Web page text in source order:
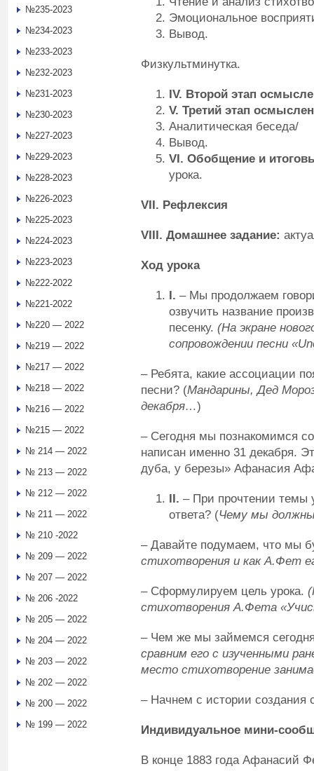
Эмоциональное
Вывод.
Физкультминутка.
IV. Второй этап
V. Третий этап
Аналитическая беседа/
Вывод.
VI. Обобщение и
урока.
VII. Рефлексия
VIII. Домашнее задание:
Ход урока
I. – Мы продолжаем
озвучить название
песенку. (На экране
сопровождении песни «
– Ребята, какие ассоциации
песни? (Мандарины, Дед
декабря…)
– Сегодня мы познакомимся
написан именно 31 декабря.
дуба, у березы» Афанасия
II. – При прочтении темы
ответа? (Чему мы должны
– Давайте подумаем, что мы
стихотворения и как А.Фет
– Сформулируем цель урока.
стихотворения А.Фета
–Чем же мы займемся
сравним его с изученными
место стихотворение
–Начнем с истории создания
Индивидуальное мини-
В конце 1883 года Афанасий
№235-2023
№234-2023
№233-2023
№232-2023
№231-2023
№230-2023
№227-2023
№229-2023
№228-2023
№226-2023
№225-2023
№224-2023
№223-2023
№222-2022
№221-2022
№220 — 2022
№219 — 2022
№217 — 2022
№218 — 2022
№216 — 2022
№215 — 2022
№ 214 — 2022
№ 213 — 2022
№ 212 — 2022
№ 211 — 2022
№ 210 -2022
№ 209 — 2022
№ 207 — 2022
№ 206 -2022
№ 205 — 2022
№ 204 — 2022
№ 203 — 2022
№ 202 — 2022
№ 200 — 2022
№ 199 — 2022